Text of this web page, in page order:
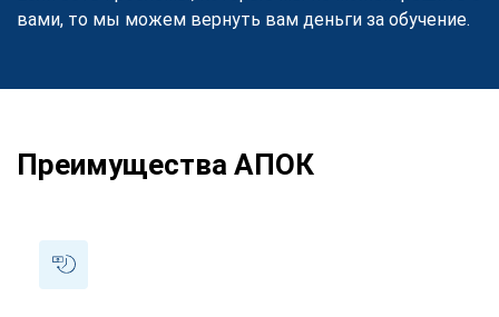
вами, то мы можем вернуть вам деньги за обучение.
Преимущества АПОК